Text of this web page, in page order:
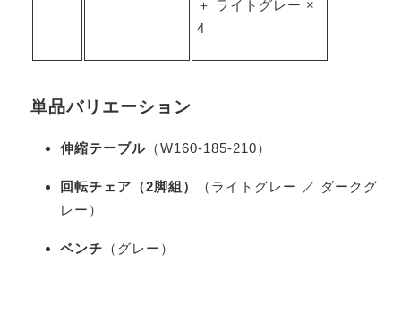
＋ ライトグレー ×
4
単品バリエーション
伸縮テーブル （W160-185-210）
回転チェア（2脚組）
（ライトグレー ／ ダークグ
レー）
ベンチ （グレー）